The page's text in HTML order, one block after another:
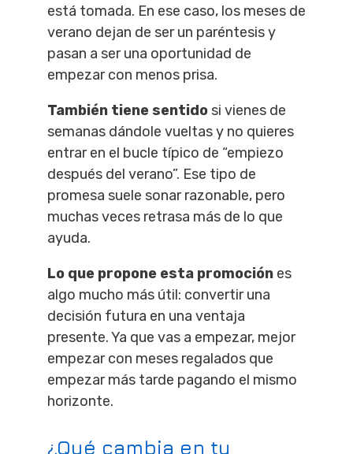
está tomada. En ese caso, los meses de
verano dejan de ser un paréntesis y
pasan a ser una oportunidad de
empezar con menos prisa.
También tiene sentido si vienes de
semanas dándole vueltas y no quieres
entrar en el bucle típico de “empiezo
después del verano”. Ese tipo de
promesa suele sonar razonable, pero
muchas veces retrasa más de lo que
ayuda.
Lo que propone esta promoción es
algo mucho más útil: convertir una
decisión futura en una ventaja
presente. Ya que vas a empezar, mejor
empezar con meses regalados que
empezar más tarde pagando el mismo
horizonte.
¿Qué cambia en tu